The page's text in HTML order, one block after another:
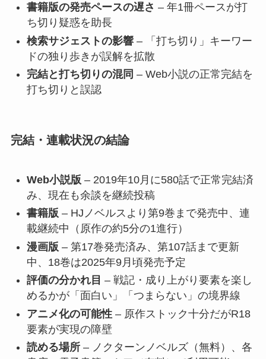
書籍版の発売ペースの遅さ – 年1冊ペースが打
ち切り疑惑を助長
検索サジェストの影響– 「打ち切り」キーワー
ドの独り歩きが誤解を拡散
完結と打ち切りの混同 – Web小説の正常完結を
打ち切りと誤認
完結・連載状況の結論
Web小説版 – 2019年10月に580話で正常完結済
み、現在も余談を継続投稿
書籍版 – HJノベルスより第9巻まで発売中、連
載継続中（原作の約5分の1進行）
漫画版 – 第17巻発売済み、第107話まで更新
中、18巻は2025年9月頃発売予定
評価の分かれ目 – 戦記・成り上がり要素を楽し
めるかが「面白い」「つまらない」の境界線
アニメ化の可能性– 原作ストック十分だがR18
要素が実現の障壁
読める場所– ノクターンノベルズ（無料）、各